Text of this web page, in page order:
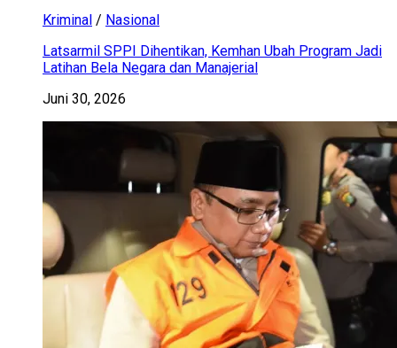
Kriminal / Nasional
Latsarmil SPPI Dihentikan, Kemhan Ubah Program Jadi
Latihan Bela Negara dan Manajerial
Juni 30, 2026